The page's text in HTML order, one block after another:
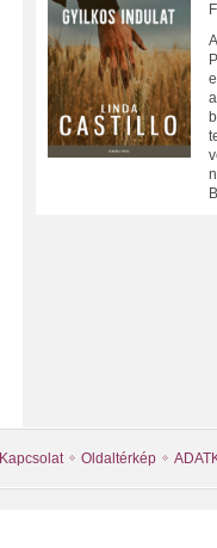
Kapcsolat Oldaltérkép